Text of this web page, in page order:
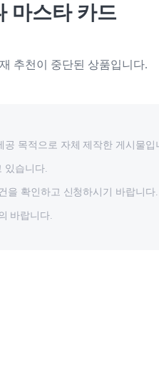
마스타 카드
추천이 중단된 상품입니다.
목적으로 자체 제작한 게시물입
있습니다.
을 확인하고 신청하시기 바랍니다.
바랍니다.